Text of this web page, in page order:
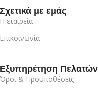
Σχετικά με εμάς
Η εταιρεία
Επικοινωνία
Εξυπηρέτηση Πελατών
Όροι & Προυποθέσεις